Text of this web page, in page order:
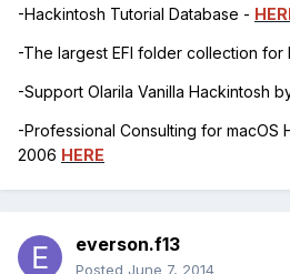
-Hackintosh Tutorial Database -
-The largest EFI folder collection for
-Support Olarila Vanilla Hackintosh
-Professional Consulting for macOS
2006 HERE
everson.f13
Posted June 7, 2014